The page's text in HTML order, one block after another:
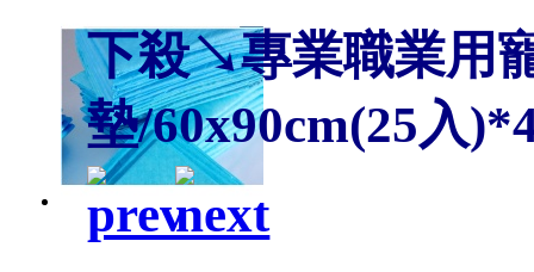
下殺↘專業職業用
墊/60x90cm(25入